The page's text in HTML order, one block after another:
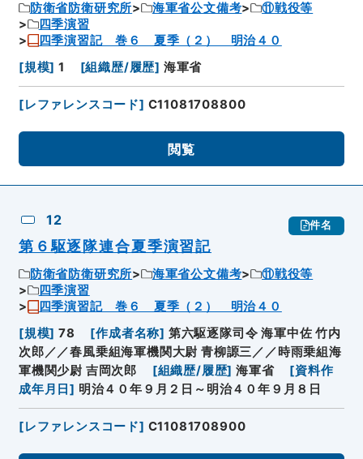
防衛省防衛研究所 海軍省公文備考
⑪戦役等
四季演習
四季演習記 巻６ 夏季（２） 明治４０
[規模] 1 [組織歴/履歴] 海軍省
[レファレンスコード] C11081708800
閲覧
12 件名
第６駆逐隊連合夏季演習記
防衛省防衛研究所 海軍省公文備考
⑪戦役等
四季演習
四季演習記 巻６ 夏季（２） 明治４０
[規模] 78 [作成者名称] 第六駆逐隊司令 海軍中佐 竹内
次郎／／春風乗組海軍機関大尉 青柳謜三／／時雨乗組海
軍機関少尉 吉岡次郎
[組織歴/履歴] 海軍省 [資料作
成年月日] 明治４０年９月２日～明治４０年９月８日
[レファレンスコード] C11081708900